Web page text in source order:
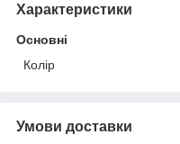
Характеристики
Основні
Колір
Умови доставки